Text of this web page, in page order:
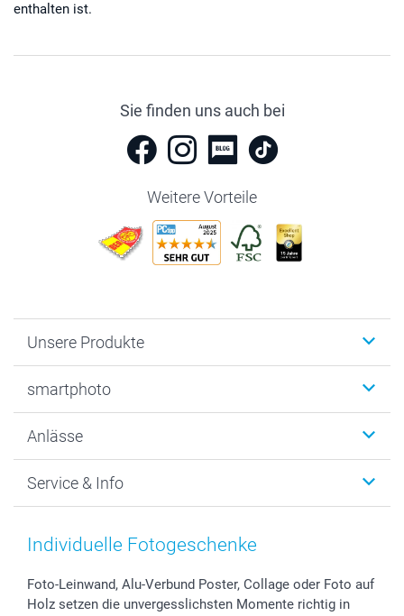
enthalten ist.
Sie finden uns auch bei
Weitere Vorteile
Unsere Produkte
Fotogeschenke
MyNameBook
Fotoabzüge, Fotos als Buch & Poster
Zubehör & Material
Foto-Kalender & Agenden
Sticker & Etiketten
Geschenk-Gutscheine (PDF)
smartphoto
Warum smartphoto
Datenschutz
AGB
Presse
Partnerprogramme
Anlässe
Neujahr
Muttertag
Kommunion & Konfirmation
Hochzeit
Service & Info
Preise und Versandkosten
48h Lieferung
Zahlungsmöglichkeiten
Individuelle Fotogeschenke
Foto-Leinwand, Alu-Verbund Poster, Collage oder Foto auf
Holz setzen die unvergesslichsten Momente richtig in